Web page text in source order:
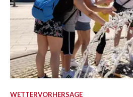
WETTERVORHERSAGE